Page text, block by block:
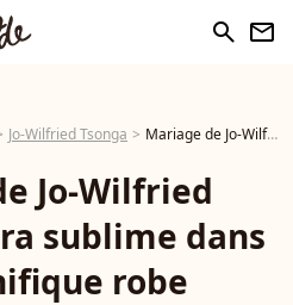
search newsletter
Jo-Wilfried Tsonga Mariage de Jo-Wilfried Tsonga : Noura sublime dans sa magnifique robe
Jo-Wilfried
sublime dans
robe